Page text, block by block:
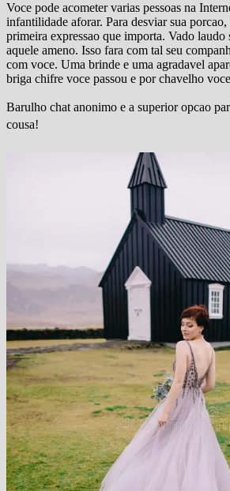
Voce pode acometer varias pessoas na
infantilidade aforar. Para desviar sua
primeira expressao que importa. Vado laudo
aquele ameno. Isso fara com tal seu
com voce. Uma brinde e uma agradavel
briga chifre voce passou e por chavelho
Barulho chat anonimo e a superior opcao
cousa!